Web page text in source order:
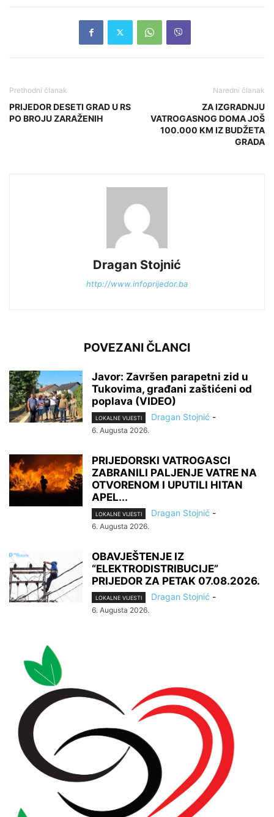
Prethodni članak
PRIJEDOR DESETI GRAD U RS
PO BROJU ZARAŽENIH
Naredni članak
ZA IZGRADNJU
VATROGASNOG DOMA JOŠ
100.000 KM IZ BUDŽETA
GRADA
Dragan Stojnić
http://www.infoprijedor.ba
POVEZANI ČLANCI
Javor: Završen parapetni zid u
Tukovima, građani zaštićeni od
poplava (VIDEO)
LOKALNE VIJESTI Dragan Stojnić -
6. Augusta 2026.
PRIJEDORSKI VATROGASCI
ZABRANILI PALJENJE VATRE NA
OTVORENOM I UPUTILI HITAN
APEL...
LOKALNE VIJESTI Dragan Stojnić -
6. Augusta 2026.
OBAVJEŠTENJE IZ
“ELEKTRODISTRIBUCIJE”
PRIJEDOR ZA PETAK 07.08.2026.
LOKALNE VIJESTI Dragan Stojnić -
6. Augusta 2026.